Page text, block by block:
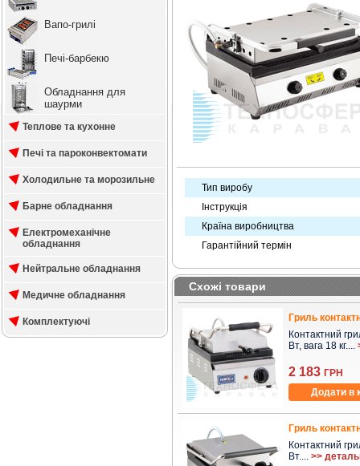
Вапо-грилі
Печі-барбекю
Обладнання для
шаурми
Теплове та кухонне
Печі та пароконвектомати
Холодильне та морозильне
Барне обладнання
Електромеханічне
обладнання
Нейтральне обладнання
Медичне обладнання
Комплектуючі
Тип виробу
Інструкція
Країна виробництва
Гарантійний термін
Схожі товари
Гриль
Контактний
Вт, вага 18 кг....
2 183 ГРН
Додати в
Гриль
Контактний
Вт.... >>